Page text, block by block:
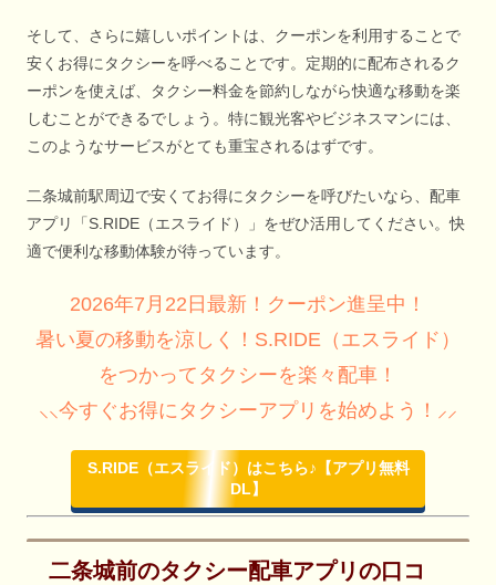
そして、さらに嬉しいポイントは、クーポンを利用することで
安くお得にタクシーを呼べることです。定期的に配布されるク
ーポンを使えば、タクシー料金を節約しながら快適な移動を楽
しむことができるでしょう。特に観光客やビジネスマンには、
このようなサービスがとても重宝されるはずです。
二条城前駅周辺で安くてお得にタクシーを呼びたいなら、配車
アプリ「S.RIDE（エスライド）」をぜひ活用してください。快
適で便利な移動体験が待っています。
2026年7月22日最新！クーポン進呈中！
暑い夏の移動を涼しく！S.RIDE（エスライド）
をつかってタクシーを楽々配車！
⸜⸜今すぐお得にタクシーアプリを始めよう！⸝⸝
S.RIDE（エスライド）はこちら♪【アプリ無料
DL】
二条城前のタクシー配車アプリの口コ